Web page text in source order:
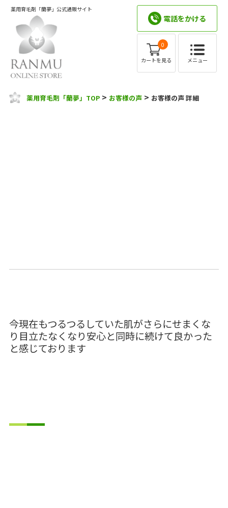
薬用育毛剤「蘭夢」公式通販サイト
電話をかける
0
カートを見る メニュー
薬用育毛剤「蘭夢」TOP > お客様の声 > お客様の声 詳細
今現在もつるつるしていた肌がさらにせまくな
り目立たなくなり安心と同時に続けて良かった
と感じております